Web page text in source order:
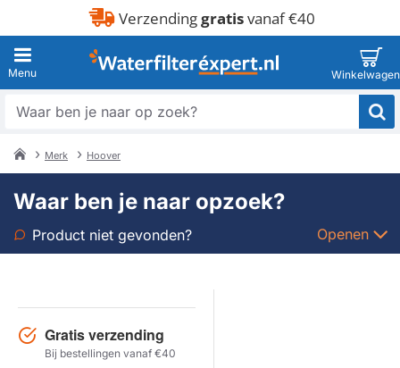
Verzendinggratisvanaf €40
Waar
zoek?
Merk Hoover
Waar ben je naar opzoek?
Product niet gevonden? Openen
Gratis verzending
Bij bestellingen vanaf €40